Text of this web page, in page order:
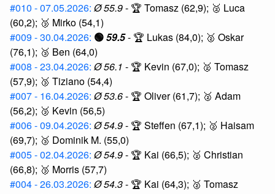
#010 - 07.05.2026: Ø 55.9- 🏆 Tomasz (62,9); 🥈 Luca
(60,2); 🥉 Mirko (54,1)
#009 - 30.04.2026: 🟢59.5- 🏆 Lukas (84,0); 🥈 Oskar
(76,1); 🥉 Ben (64,0)
#008 - 23.04.2026: Ø 56.1 - 🏆 Kevin (67,0); 🥈 Tomasz
(57,9); 🥉 Tiziano (54,4)
#007 - 16.04.2026: Ø 53.6- 🏆 Oliver (61,7); 🥈 Adam
(56,2); 🥉 Kevin (56,5)
#006 - 09.04.2026: Ø 54.9- 🏆 Steffen (67,1); 🥈 Haisam
(69,7); 🥉 Dominik M. (55,0)
#005 - 02.04.2026: Ø 54.9- 🏆 Kai (66,5); 🥈 Christian
(66,8); 🥉 Morris (57,7)
#004 - 26.03.2026: Ø 54.3- 🏆 Kai (64,3); 🥈 Tomasz